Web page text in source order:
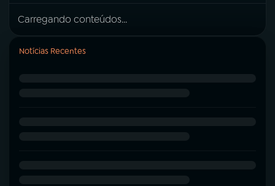
Carregando conteúdos...
Notícias Recentes